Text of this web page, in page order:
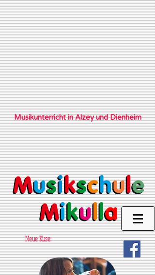
Musikunterricht in Alzey und Dienheim
Neue Kuse: